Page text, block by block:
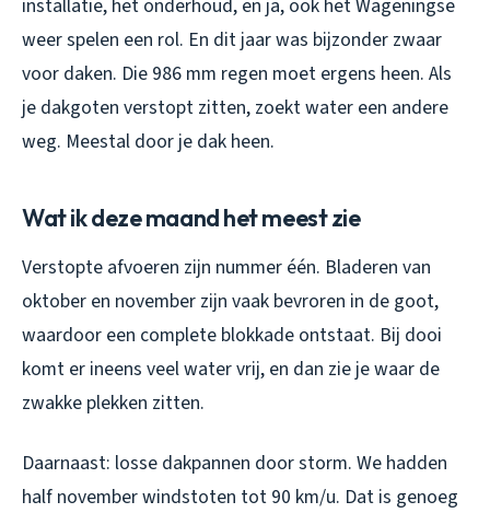
installatie, het onderhoud, en ja, ook het Wageningse
weer spelen een rol. En dit jaar was bijzonder zwaar
voor daken. Die 986 mm regen moet ergens heen. Als
je dakgoten verstopt zitten, zoekt water een andere
weg. Meestal door je dak heen.
Wat ik deze maand het meest zie
Verstopte afvoeren zijn nummer één. Bladeren van
oktober en november zijn vaak bevroren in de goot,
waardoor een complete blokkade ontstaat. Bij dooi
komt er ineens veel water vrij, en dan zie je waar de
zwakke plekken zitten.
Daarnaast: losse dakpannen door storm. We hadden
half november windstoten tot 90 km/u. Dat is genoeg